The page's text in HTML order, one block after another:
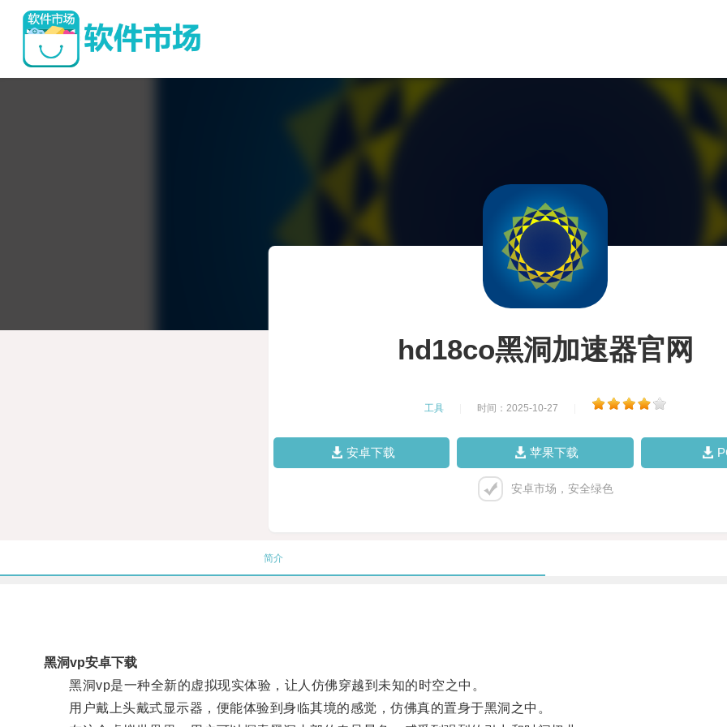
hd18co黑洞加速器官网
工具 时间：2025-10-27
安卓下载 苹果下载
安卓市场，安全绿色
简介
黑洞vp安卓下载
黑洞vp是一种全新的虚拟现实体验，让人仿佛穿越到未知的时空之中。
用户戴上头戴式显示器，便能体验到身临其境的感觉，仿佛真的置身于黑洞之中。